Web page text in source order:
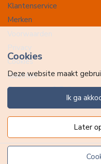
Klantenservice
Merken
Voorwaarden
Privacy
Cookies
Klachten
Retourneren & Ruilen
Cookies
Deze website maakt
ik ga
later